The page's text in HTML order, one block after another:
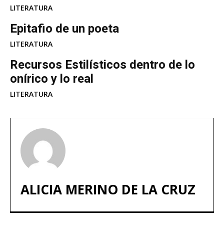
LITERATURA
Epitafio de un poeta
LITERATURA
Recursos Estilísticos dentro de lo
onírico y lo real
LITERATURA
ALICIA MERINO DE LA CRUZ